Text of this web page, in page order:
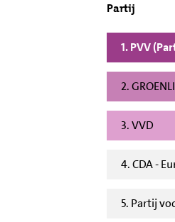
Partij
1. PVV
2.
3. VVD
4. CDA -
5. Partij